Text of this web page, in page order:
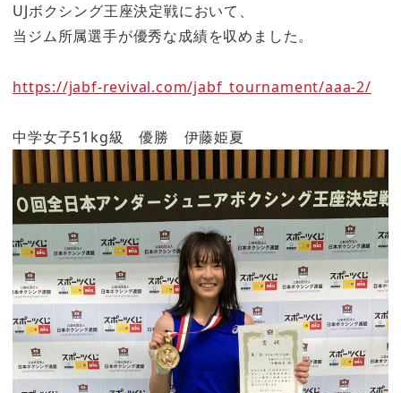
UJボクシング王座決定戦において、
当ジム所属選手が優秀な成績を収めました。
https://jabf-revival.com/jabf_tournament/aaa-2/
中学女子51kg級 優勝 伊藤姫夏